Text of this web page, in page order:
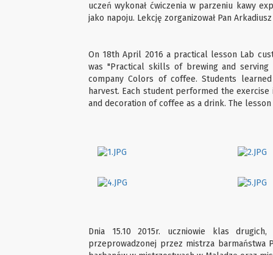
uczeń wykonał ćwiczenia w parzeniu kawy
jako napoju. Lekcję zorganizował Pan
On 18th April 2016 a practical lesson Lab
was "Practical skills of brewing and
company Colors of coffee. Students
harvest. Each student performed the
and decoration of coffee as a drink. The
Dnia 15.10 2015r. uczniowie klas
przeprowadzonej przez mistrza barmaństwa